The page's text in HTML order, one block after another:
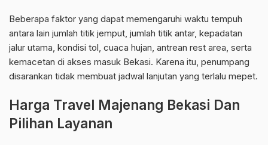
Beberapa faktor yang dapat memengaruhi waktu tempuh
antara lain jumlah titik jemput, jumlah titik antar, kepadatan
jalur utama, kondisi tol, cuaca hujan, antrean rest area, serta
kemacetan di akses masuk Bekasi. Karena itu, penumpang
disarankan tidak membuat jadwal lanjutan yang terlalu mepet.
Harga Travel Majenang Bekasi Dan
Pilihan Layanan